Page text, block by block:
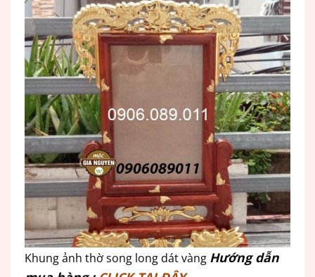
Khung ảnh thờ song long dát vàng Hướng dẫn